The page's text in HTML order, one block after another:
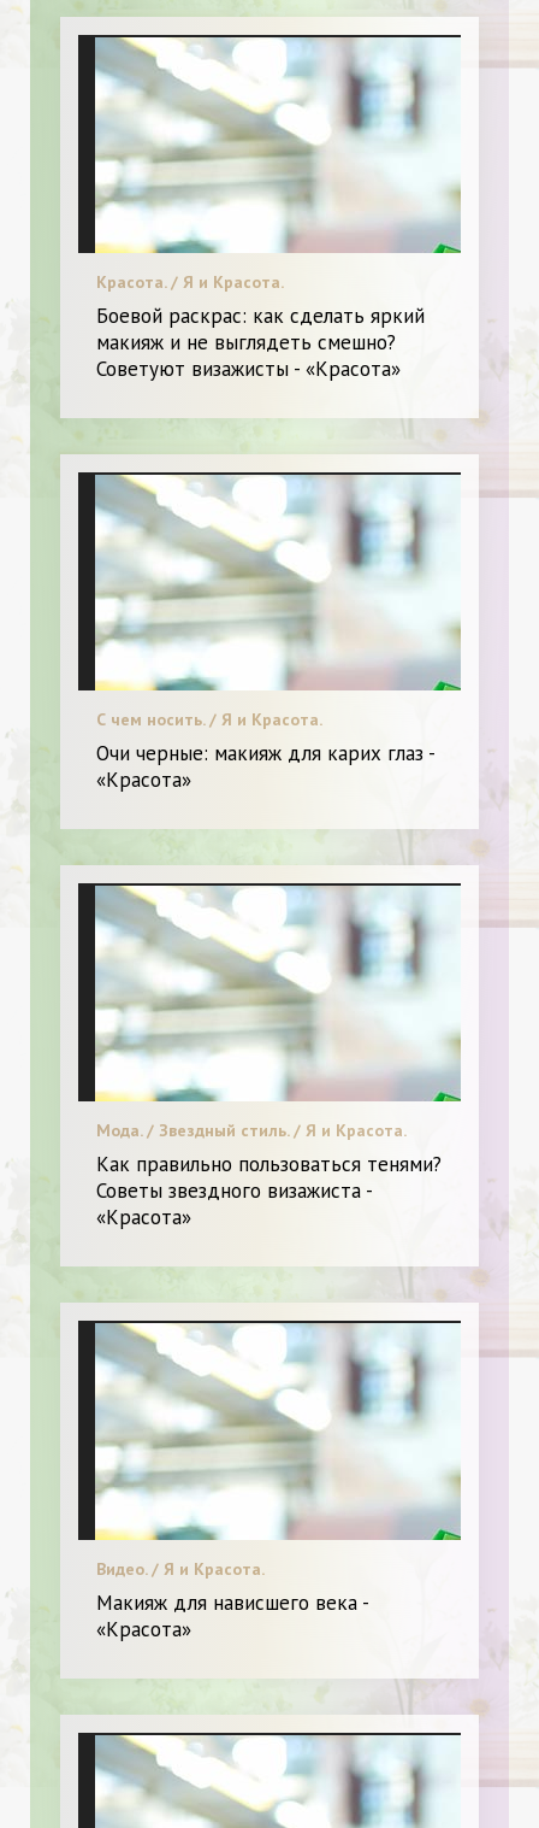
Красота. / Я и Красота.
Боевой раскрас: как сделать яркий
макияж и не выглядеть смешно?
Советуют визажисты - «Красота»
С чем носить. / Я и Красота.
Очи черные: макияж для карих глаз -
«Красота»
Мода. / Звездный стиль. / Я и Красота.
Как правильно пользоваться тенями?
Советы звездного визажиста -
«Красота»
Видео. / Я и Красота.
Макияж для нависшего века -
«Красота»